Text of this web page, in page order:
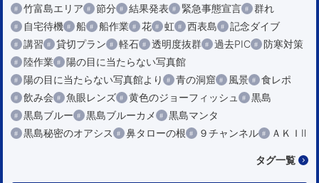
竹富島エリア
節分 結果発表 緊急事態宣言
群れ
自宅待機
船 船作業 花 虹 西表島
記念ダイブ
講習
貸切プラン 軽石 透明度抜群 過去PIC
防寒対策
陸作業
陽の目に当たらない写真館
陽の目に当たらない写真館より
青の洞窟 風景
食レポ
飲み会
魚眼レンズ 黄色のジョーフィッシュ
黒島
黒島ブルー
黒島ブルーカメ
黒島マンタ
黒島秘密のオアシス
鼻タローの根 ９チャンネル ＡＫＩⅡ
タグ一覧